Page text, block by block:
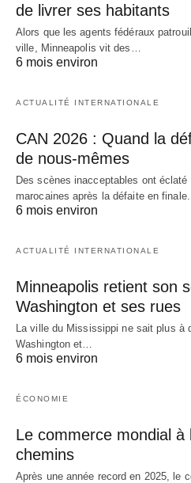
de livrer ses habitants
Alors que les agents fédéraux
ville, Minneapolis vit des…
6 mois environ
ACTUALITÉ INTERNATIONALE
CAN 2026 : Quand la
de nous-mêmes
Des scènes inacceptables ont
marocaines après la défaite en
6 mois environ
ACTUALITÉ INTERNATIONALE
Minneapolis retient son
Washington et ses rues
La ville du Mississippi ne sait plus à
Washington et…
6 mois environ
ÉCONOMIE
Le commerce mondial à
chemins
Après une année record en 2025, le